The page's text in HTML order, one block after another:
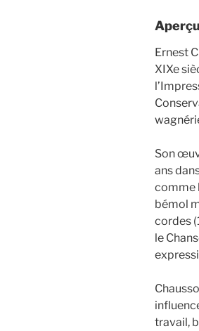
Aperçu
Ernest
XIXe
Son
ans
comme
bémol
cordes
le
travail,